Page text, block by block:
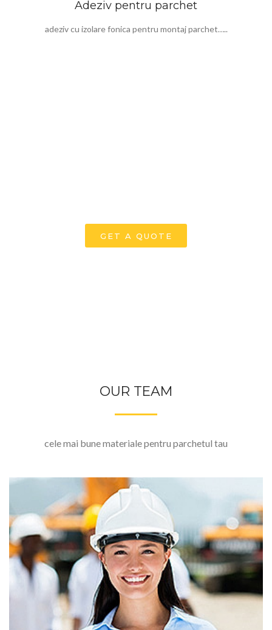
Adeziv pentru parchet
adeziv cu izolare fonica pentru montaj parchet…..
GET A QUOTE
OUR TEAM
cele mai bune materiale pentru parchetul tau